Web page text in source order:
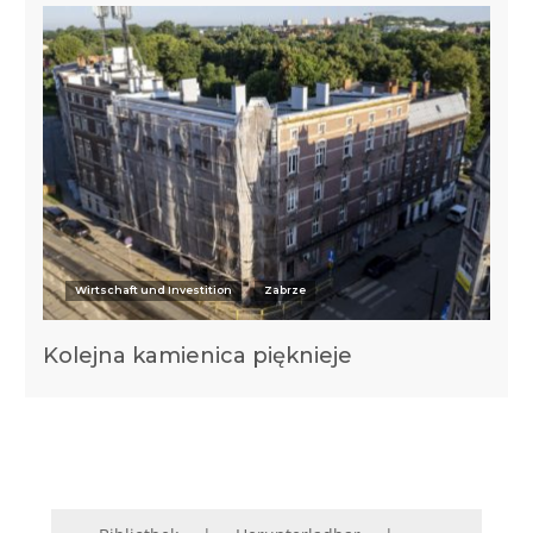
Wirtschaft und Investition Zabrze
Kolejna kamienica pięknieje